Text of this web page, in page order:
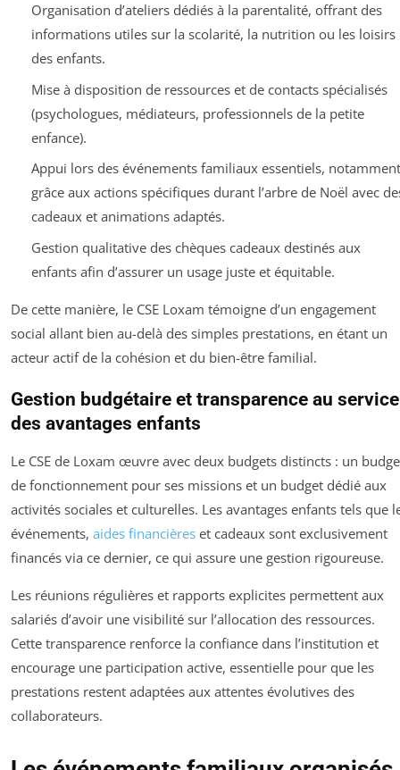
Organisation d’ateliers dédiés à la parentalité, offrant des
informations utiles sur la scolarité, la nutrition ou les loisirs
des enfants.
Mise à disposition de ressources et de contacts spécialisés
(psychologues, médiateurs, professionnels de la petite
enfance).
Appui lors des événements familiaux essentiels, notamment
grâce aux actions spécifiques durant l’arbre de Noël avec
cadeaux et animations adaptés.
Gestion qualitative des chèques cadeaux destinés aux
enfants afin d’assurer un usage juste et équitable.
De cette manière, le CSE Loxam témoigne d’un engagement
social allant bien au-delà des simples prestations, en étant un
acteur actif de la cohésion et du bien-être familial.
Gestion budgétaire et transparence au service
des avantages enfants
Le CSE de Loxam œuvre avec deux budgets distincts : un
de fonctionnement pour ses missions et un budget dédié aux
activités sociales et culturelles. Les avantages enfants tels que
événements, aides financières et cadeaux sont exclusivement
financés via ce dernier, ce qui assure une gestion rigoureuse.
Les réunions régulières et rapports explicites permettent aux
salariés d’avoir une visibilité sur l’allocation des ressources.
Cette transparence renforce la confiance dans l’institution et
encourage une participation active, essentielle pour que les
prestations restent adaptées aux attentes évolutives des
collaborateurs.